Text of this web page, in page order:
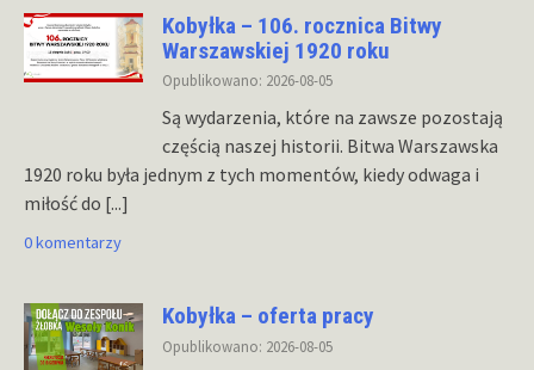
Kobyłka – 106. rocznica Bitwy
Warszawskiej 1920 roku
Opublikowano: 2026-08-05
Są wydarzenia, które na zawsze pozostają
częścią naszej historii. Bitwa Warszawska
1920 roku była jednym z tych momentów, kiedy odwaga i
miłość do [...]
0 komentarzy
Kobyłka – oferta pracy
Opublikowano: 2026-08-05